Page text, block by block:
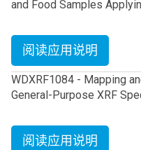
and Food Samples
阅读应用说明
WDXRF1084 - Mapping
General-Purpose XRF
阅读应用说明